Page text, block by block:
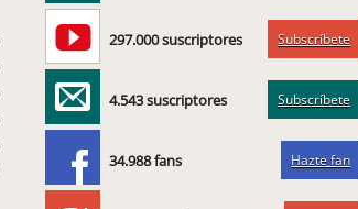
297.000 suscriptores Subscríbete
4.543 suscriptores Subscríbete
34.988 fans Hazte fan